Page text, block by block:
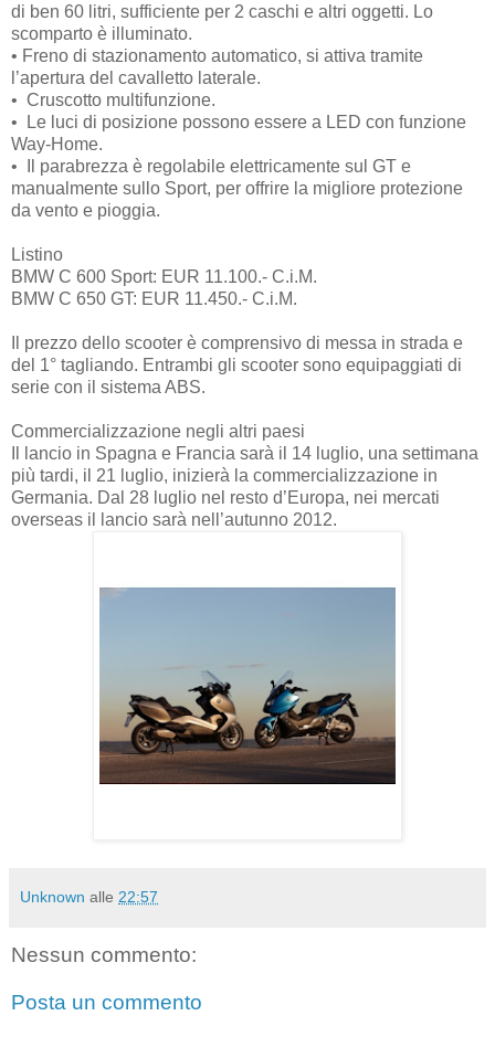
di ben 60 litri, sufficiente per 2 caschi e altri oggetti. Lo
scomparto è illuminato.
• Freno di stazionamento automatico, si attiva tramite
l’apertura del cavalletto laterale.
• Cruscotto multifunzione.
•
Le luci di posizione possono essere a LED con funzione
Way-Home.
•
Il parabrezza è regolabile elettricamente sul GT e
manualmente sullo Sport, per offrire la migliore protezione
da vento e pioggia.
Listino
BMW C 600 Sport: EUR 11.100.- C.i.M.
BMW C 650 GT: EUR 11.450.- C.i.M.
Il prezzo dello scooter è comprensivo di messa in strada e
del 1° tagliando. Entrambi gli scooter sono equipaggiati di
serie con il sistema ABS.
Commercializzazione negli altri paesi
Il lancio in Spagna e Francia sarà il 14 luglio, una settimana
più tardi, il 21 luglio, inizierà la commercializzazione in
Germania. Dal 28 luglio nel resto d’Europa, nei mercati
overseas il lancio sarà nell’autunno 2012.
Unknown alle 22:57
Nessun commento:
Posta un commento